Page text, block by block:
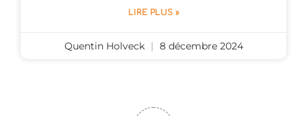
LIRE PLUS »
Quentin Holveck 8 décembre 2024